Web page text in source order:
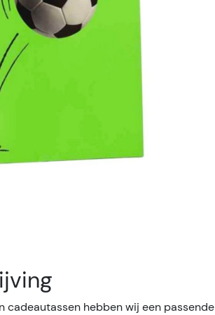
cadeautassen hebben wij een passende